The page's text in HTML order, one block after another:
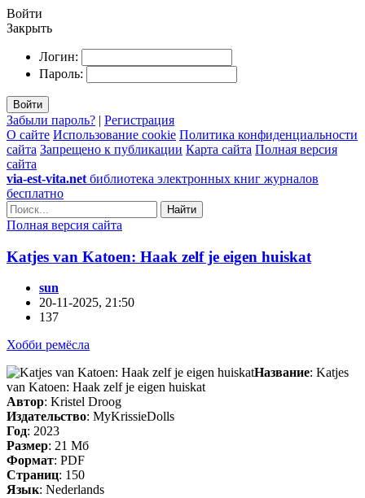
Войти
Закрыть
Логин:
Пароль:
Войти
Забыли пароль? | Регистрация
О сайте Использование cookie Политика конфиденциальности
сайта Запрещено к публикации Карта сайта Полная версия
сайта
via-est-vita.net библиотека электронных книг журналов
бесплатно
Найти
Полная версия сайта
Katjes van Katoen: Haak zelf je eigen huiskat
sun
20-11-2025, 21:50
137
Хобби ремёсла
Название: Katjes
van Katoen: Haak zelf je eigen huiskat
Автор: Kristel Droog
Издательство: MyKrissieDolls
Год: 2023
Размер: 21 Мб
Формат: PDF
Страниц: 150
Язык: Nederlands